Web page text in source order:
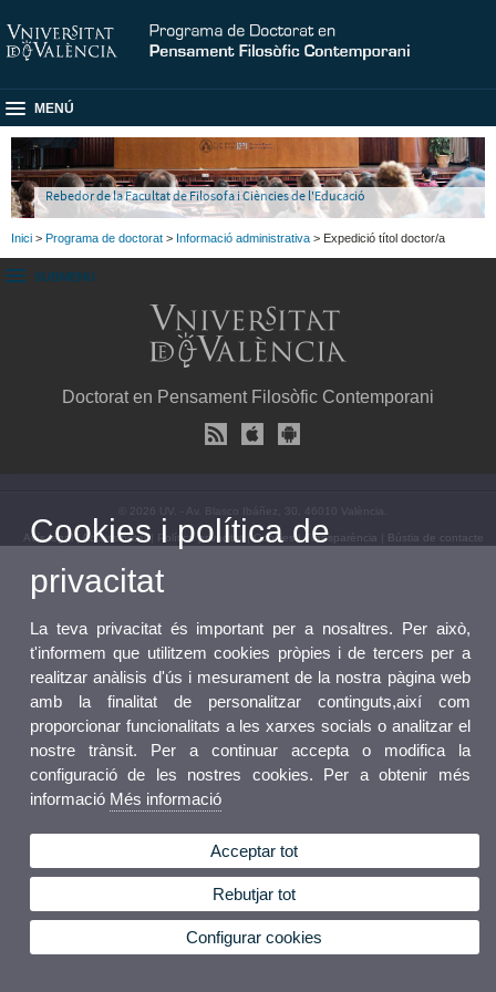
MENÚ
Rebedor de la Facultat de Filosofa i Ciències de l'Educació
Inici > Programa de doctorat > Informació administrativa > Expedició títol doctor/a
SUBMENU
Doctorat en Pensament Filosòfic Contemporani
© 2026 UV. - Av. Blasco Ibáñez, 30. 46010 València.
Avís legal|Accessibilitat| Política privacitat |Cookies|Transparència Bústia de contacte
Cookies i política de
privacitat
La teva privacitat és important per a nosaltres. Per això,
t'informem que utilitzem cookies pròpies i de tercers per a
realitzar anàlisis d'ús i mesurament de la nostra pàgina web
amb la finalitat de personalitzar continguts,així com
proporcionar funcionalitats a les xarxes socials o analitzar el
nostre trànsit. Per a continuar accepta o modifica la
configuració de les nostres cookies. Per a obtenir més
informació Més informació
Acceptar tot
Rebutjar tot
Configurar cookies